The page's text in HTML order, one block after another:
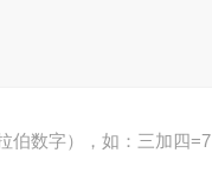
伯数字），如：三加四=7